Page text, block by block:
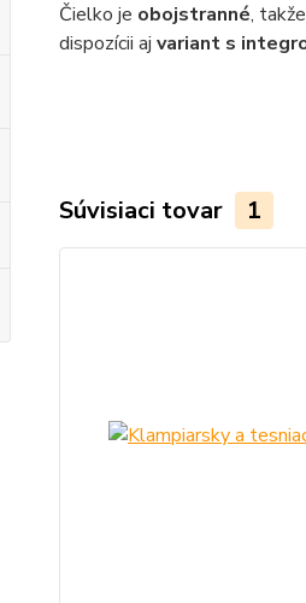
Čielko je obojstranné,
dispozícii aj variant s
Súvisiaci tovar 1